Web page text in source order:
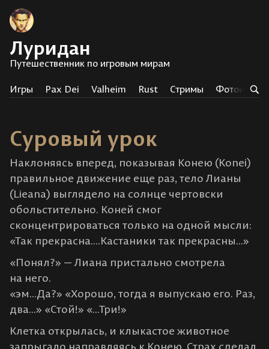
Луридан
Путешественник по игровым мирам
Игры Pax Dei Valheim Rust Стримы
Суровый урок
Наклоняясь вперед, показывая Конею (Konei)
правильное движение еще раз, тело Лианы
(Lieana) выглядело на солнце чертовски
обольстительно. Коней смог
сконцентрироваться только на одной мысли:
«Так прекрасна....Кастаники так прекрасны...»
«Понял?» — Лиана пристально смотрела
на него.
«эм...Да?» «Хорошо, тогда я выпускаю его. Раз,
два...» «Стой!» «...Три!»
Клетка открылась, и клыкастое животное